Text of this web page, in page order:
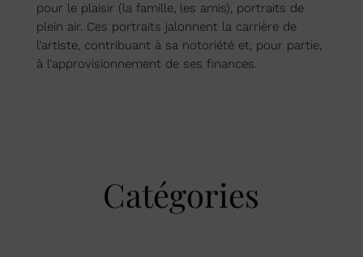
pour le plaisir (la famille, les amis), portraits de
plein air. Ces portraits jalonnent la carrière de
l’artiste, contribuant à sa notoriété et, pour partie,
à l’approvisionnement de ses finances.
Catégories